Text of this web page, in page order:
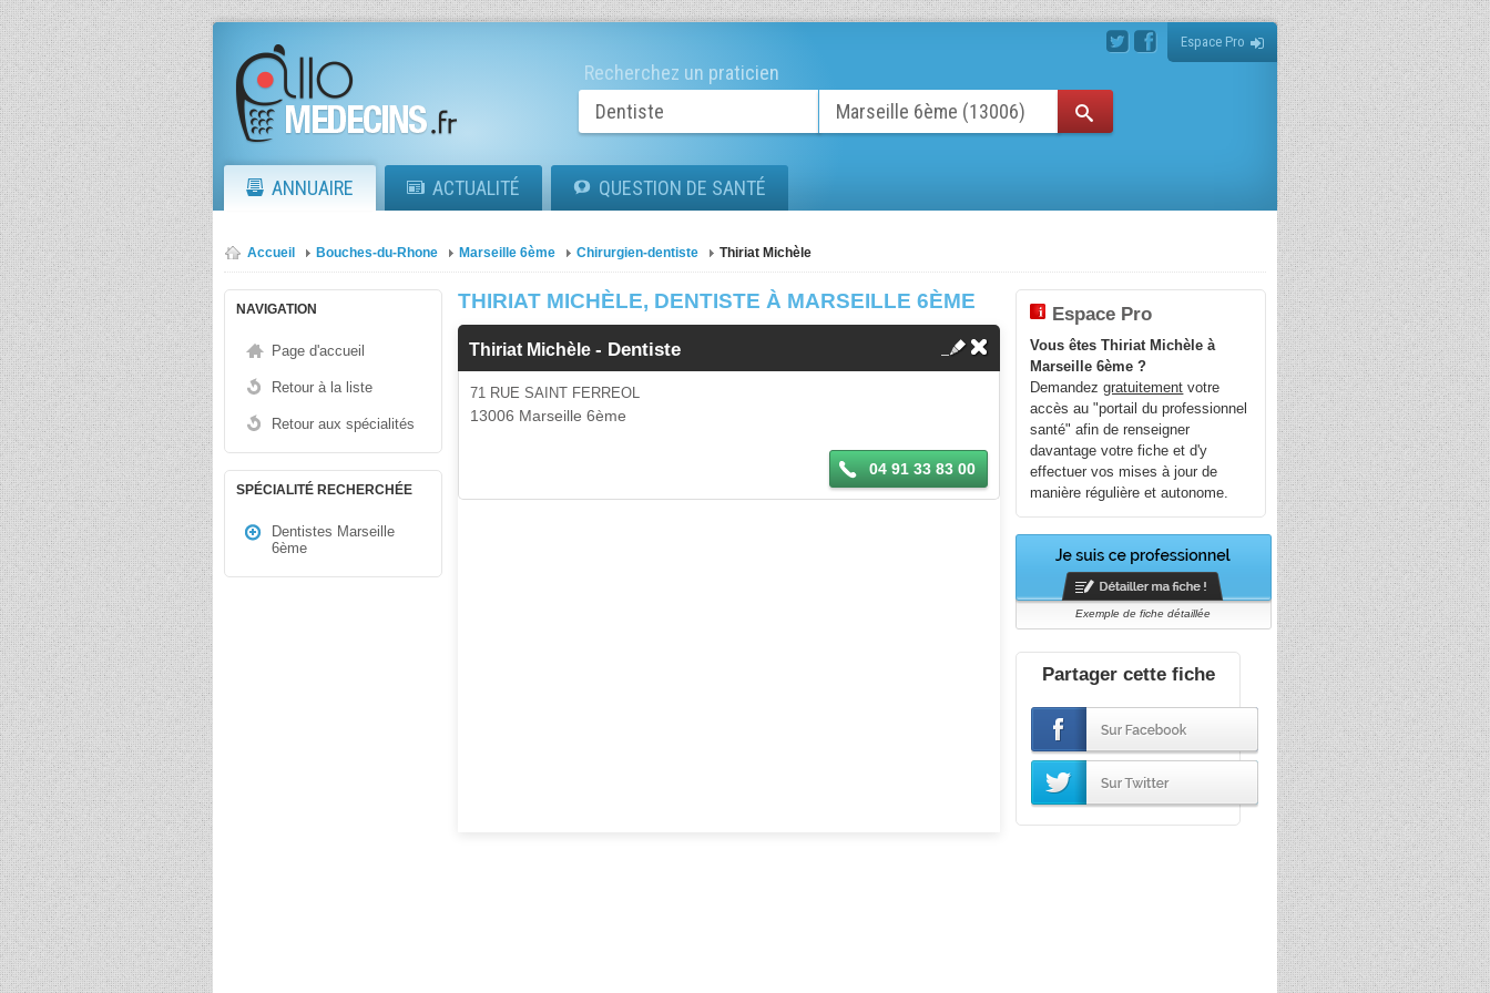
Espace Pro
Recherchez un praticien
ANNUAIRE ACTUALITÉ QUESTION DE SANTÉ
Accueil Bouches-du-Rhone Marseille 6ème Chirurgien-dentiste Thiriat Michèle
NAVIGATION
Page d'accueil
Retour à la liste
Retour aux spécialités
SPÉCIALITÉ RECHERCHÉE
Dentistes Marseille
6ème
THIRIAT MICHÈLE, DENTISTE À MARSEILLE 6ÈME
Thiriat Michèle- Dentiste
71 RUE SAINT FERREOL
13006 Marseille 6ème
04 91 33 83 00
Espace Pro
Vous êtes Thiriat Michèle à
Marseille 6ème ?
Demandezgratuitement votre
accès au "portail du professionnel
santé" afin de renseigner
davantage votre fiche et d'y
effectuer vos mises à jour de
manière régulière et autonome.
Exemple de fiche détaillée
Partager cette fiche